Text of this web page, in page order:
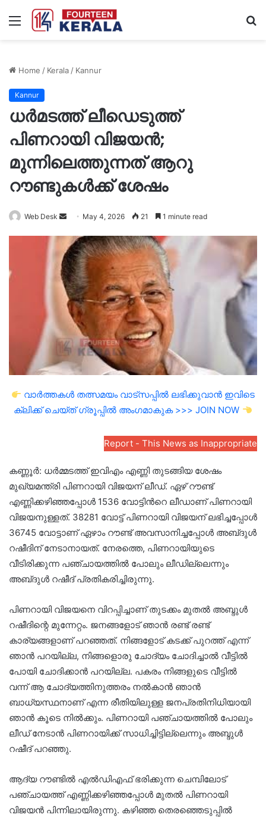
Menu
Home / Kerala/ Kannur
Kannur
ധര്‍മടത്ത് ലീഡെടുത്ത്
പിണറായി വിജയന്‍;
മുന്നിലെത്തുന്നത് ആറു
റൗണ്ടുകള്‍ക്ക് ശേഷം
Web Desk
Send
email
May 4, 2026 21 1 minute read
വാർത്തകൾ തത്സമയം വാട്സപ്പിൽ ലഭിക്കുവാൻ ഇവിടെ
ക്ലിക്ക് ചെയ്ത് ഗ്രൂപ്പിൽ അംഗമാകുക >>> JOIN NOW
Report - This News as Inappropriate
കണ്ണൂര്‍: ധര്‍മ്മടത്ത് ഇവിഎം എണ്ണി തുടങ്ങിയ ശേഷം
മുഖ്യമന്ത്രി പിണറായി വിജയന് ലീഡ്. ഏഴ് റൗണ്ട്
എണ്ണിക്കഴിഞ്ഞപ്പോൾ 1536 വോട്ടിന്‍റെ ലീഡാണ് പിണറായി
വിജയനുള്ളത്. 38281 വോട്ട് പിണറായി വിജയന് ലഭിച്ചപ്പോൾ
36745 വോട്ടാണ് ഏഴാം റൗണ്ട് അവസാനിച്ചപ്പോൾ അബ്‍ദുൾ
റഷീദിന് നേടാനായത്. നേരത്തെ, പിണറായിയുടെ
വീടിരിക്കുന്ന പഞ്ചായത്തിൽ പോലും ലീഡില്ലെന്നും
അബ്‍ദുൾ റഷീദ് പ്രതികരിച്ചിരുന്നു.
പിണറായി വിജയനെ വിറപ്പിച്ചാണ് തുടക്കം മുതൽ അബ്ദുൾ
റഷീദിന്റെ മുന്നേറ്റം. ജനങ്ങളോട് ഞാൻ രണ്ട് രണ്ട്
കാര്യങ്ങളാണ് പറഞ്ഞത്. നിങ്ങളോട് കടക്ക് പുറത്ത് എന്ന്
ഞാൻ പറയില്ല, നിങ്ങളൊരു ചോദ്യം ചോദിച്ചാൽ വീട്ടിൽ
പോയി ചോദിക്കാൻ പറയില്ല. പകരം നിങ്ങളുടെ വീട്ടിൽ
വന്ന് ആ ചോദ്യത്തിനുത്തരം നൽകാൻ ഞാൻ
ബാധ്യസ്ഥനാണ് എന്ന രീതിയിലുള്ള ജനപ്രതിനിധിയായി
ഞാൻ കൂടെ നിൽക്കും. പിണറായി പഞ്ചായത്തിൽ പോലും
ലീഡ് നേടാൻ പിണറായിക്ക് സാധിച്ചിട്ടില്ലെന്നും അബ്ദുള്‍
റഷീദ് പറഞ്ഞു.
ആദ്യ റൗണ്ടില്‍ എല്‍ഡിഎഫ് ഭരിക്കുന്ന ചെമ്പിലോട്
പഞ്ചായത്ത് എണ്ണിക്കഴിഞ്ഞപ്പോള്‍ മുതല്‍ പിണറായി
വിജയന്‍ പിന്നിലായിരുന്നു. കഴിഞ്ഞ തെരഞ്ഞെടുപ്പില്‍